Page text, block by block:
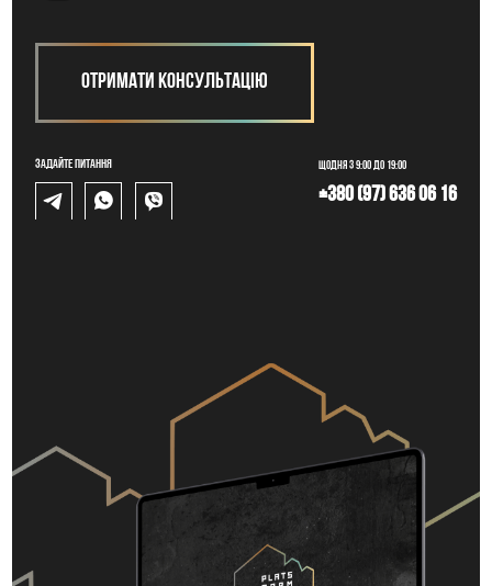
Отримати консультацію
Задайте питання Щодня з 9:00 до 19:00
+380 (97) 636 06 16